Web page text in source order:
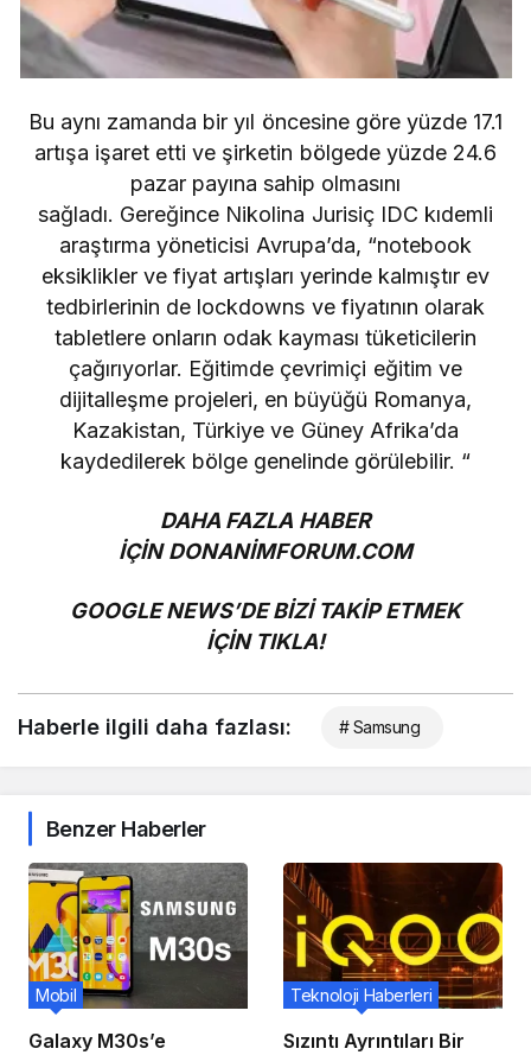
Bu aynı zamanda bir yıl öncesine göre yüzde 17.1
artışa işaret etti ve şirketin bölgede yüzde 24.6
pazar payına sahip olmasını
sağladı. Gereğince Nikolina Jurisiç IDC kıdemli
araştırma yöneticisi Avrupa’da, “notebook
eksiklikler ve fiyat artışları yerinde kalmıştır ev
tedbirlerinin de lockdowns ve fiyatının olarak
tabletlere onların odak kayması tüketicilerin
çağırıyorlar. Eğitimde çevrimiçi eğitim ve
dijitalleşme projeleri, en büyüğü Romanya,
Kazakistan, Türkiye ve Güney Afrika’da
kaydedilerek bölge genelinde görülebilir. “
DAHA FAZLA HABER
İÇİNDONANİMFORUM.COM
GOOGLE NEWS’DE BİZİ TAKİP ETMEK
İÇİN TIKLA!
Haberle ilgili daha fazlası: # Samsung
Benzer Haberler
Galaxy M30s’e
Mobil
Sızıntı Ayrıntıları Bir
Teknoloji Haberleri